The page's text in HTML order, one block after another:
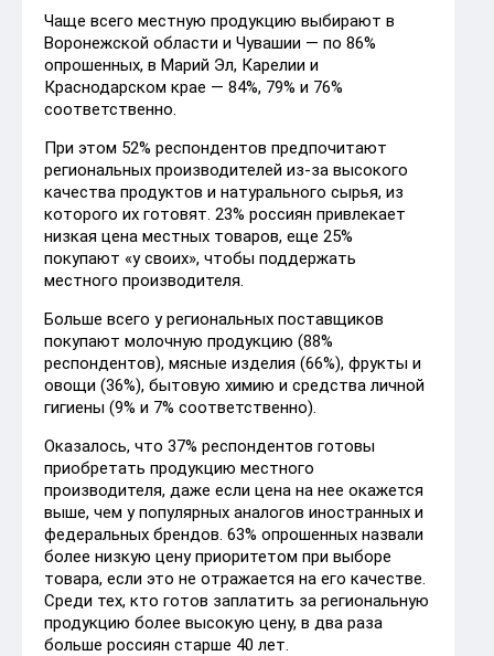
Чаще всего местную продукцию выбирают в
Воронежской области и Чувашии — по 86%
опрошенных, в Марий Эл, Карелии и
Краснодарском крае — 84%, 79% и 76%
соответственно.
При этом 52% респондентов предпочитают
региональных производителей из-за высокого
качества продуктов и натурального сырья, из
которого их готовят. 23% россиян привлекает
низкая цена местных товаров, еще 25%
покупают «у своих», чтобы поддержать
местного производителя.
Больше всего у региональных поставщиков
покупают молочную продукцию (88%
респондентов), мясные изделия (66%), фрукты и
овощи (36%), бытовую химию и средства личной
гигиены (9% и 7% соответственно).
Оказалось, что 37% респондентов готовы
приобретать продукцию местного
производителя, даже если цена на нее окажется
выше, чем у популярных аналогов иностранных и
федеральных брендов. 63% опрошенных назвали
более низкую цену приоритетом при выборе
товара, если это не отражается на его качестве.
Среди тех, кто готов заплатить за региональную
продукцию более высокую цену, в два раза
больше россиян старше 40 лет.